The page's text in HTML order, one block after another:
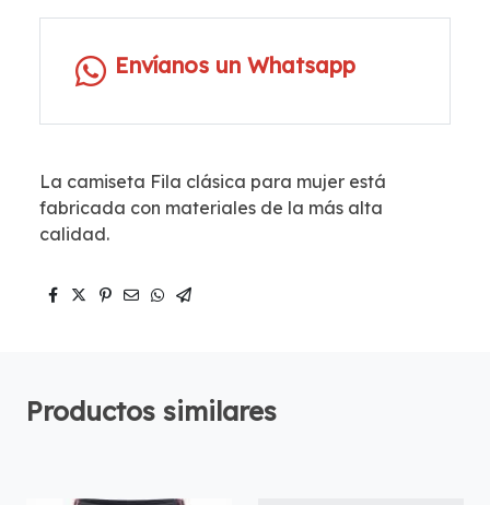
Envíanos un Whatsapp
La camiseta Fila clásica para mujer está
fabricada con materiales de la más alta
calidad.
Productos similares